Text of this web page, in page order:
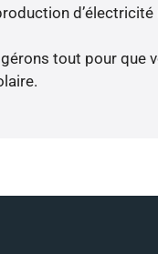
d’électricité
tout pour que